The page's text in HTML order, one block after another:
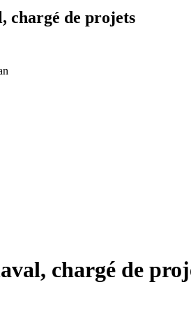
chargé de projets
chargé de